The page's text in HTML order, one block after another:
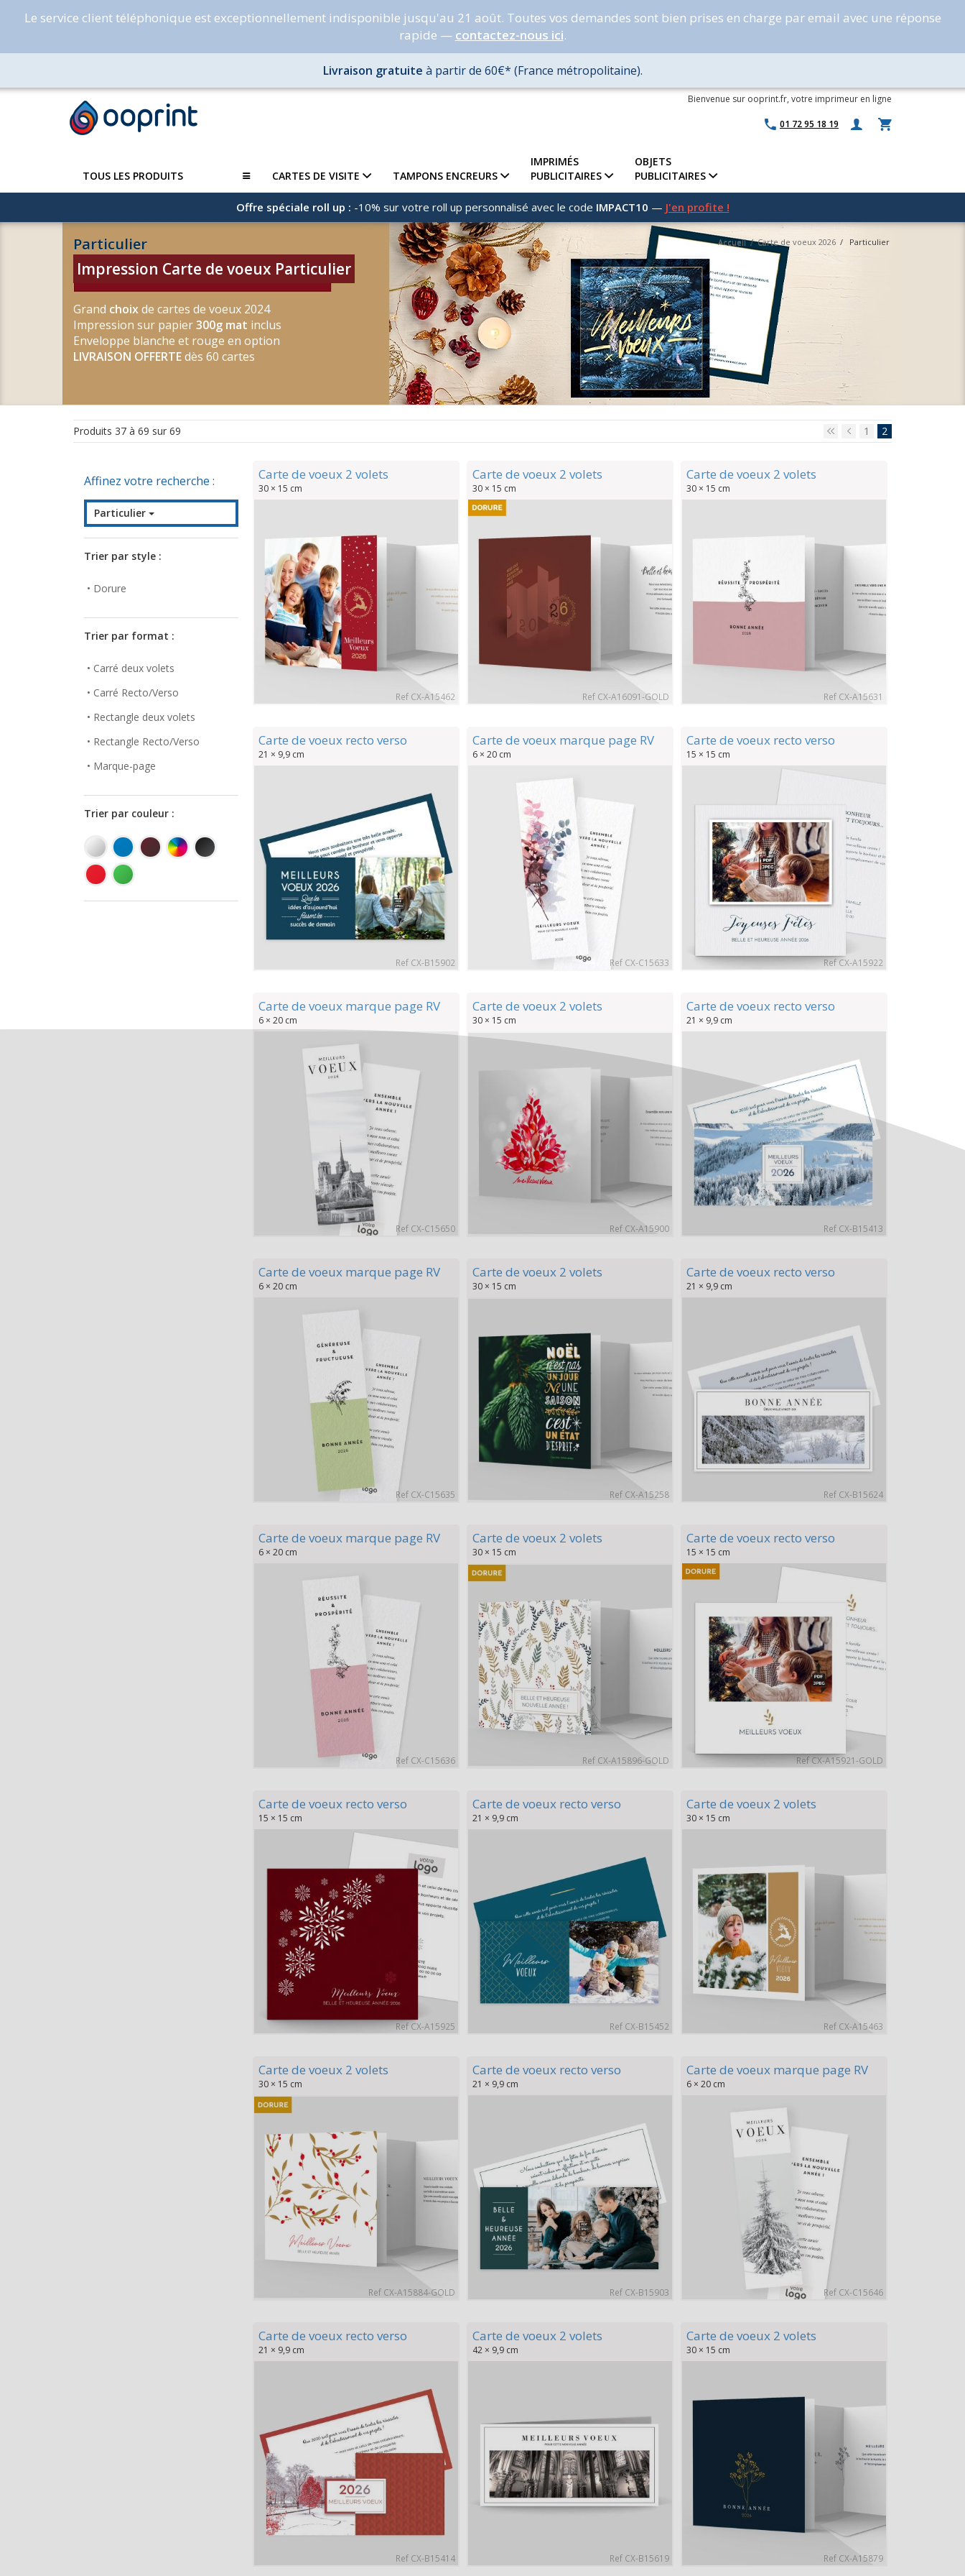
Le service client téléphonique est exceptionnellement indisponible jusqu'au 21 août. Toutes vos demandes sont bien prises en charge par email avec une réponse
rapide — contactez-nous ici.
Livraison gratuite à partir de 60€* (France métropolitaine).
Bienvenue sur ooprint.fr, votre imprimeur en ligne
01 72 95 18 19
TOUS LES PRODUITS CARTES DE VISITE TAMPONS ENCREURS
IMPRIMÉS
PUBLICITAIRES
OBJETS
PUBLICITAIRES
Offre spéciale roll up : -10% sur votre roll up personnalisé avec le code IMPACT10 — J'en profite !
Particulier Accueil / Carte de voeux 2026 / Particulier
Impression Carte de voeux Particulier
Grand choixde cartes de voeux 2024
Impression sur papier300g mat inclus
Enveloppe blanche et rouge en option
LIVRAISON OFFERTEdès 60 cartes
Produits 37 à 69 sur 69 1 2
Affinez votre recherche :
Particulier
• Dorure
• Carré deux volets
• Carré Recto/Verso
• Rectangle deux volets
• Rectangle Recto/Verso
• Marque-page
Carte de voeux 2 volets
30 × 15 cm
Ref CX-A15462
Carte de voeux 2 volets
30 × 15 cm
Ref CX-A16091-GOLD
Carte de voeux 2 volets
30 × 15 cm
Ref CX-A15631
Carte de voeux recto verso
21 × 9,9 cm
Ref CX-B15902
Carte de voeux marque page RV
6 × 20 cm
Ref CX-C15633
Carte de voeux recto verso
15 × 15 cm
Ref CX-A15922
Carte de voeux marque page RV
6 × 20 cm
Ref CX-C15650
Carte de voeux 2 volets
30 × 15 cm
Ref CX-A15900
Carte de voeux recto verso
21 × 9,9 cm
Ref CX-B15413
Carte de voeux marque page RV
6 × 20 cm
Ref CX-C15635
Carte de voeux 2 volets
30 × 15 cm
Ref CX-A15258
Carte de voeux recto verso
21 × 9,9 cm
Ref CX-B15624
Carte de voeux marque page RV
6 × 20 cm
Ref CX-C15636
Carte de voeux 2 volets
30 × 15 cm
Ref CX-A15896-GOLD
Carte de voeux recto verso
15 × 15 cm
Ref CX-A15921-GOLD
Carte de voeux recto verso
15 × 15 cm
Ref CX-A15925
Carte de voeux recto verso
21 × 9,9 cm
Ref CX-B15452
Carte de voeux 2 volets
30 × 15 cm
Ref CX-A15463
Carte de voeux 2 volets
30 × 15 cm
Ref CX-A15884-GOLD
Carte de voeux recto verso
21 × 9,9 cm
Ref CX-B15903
Carte de voeux marque page RV
6 × 20 cm
Ref CX-C15646
Carte de voeux recto verso
21 × 9,9 cm
Ref CX-B15414
Carte de voeux 2 volets
42 × 9,9 cm
Ref CX-B15619
Carte de voeux 2 volets
30 × 15 cm
Ref CX-A15879